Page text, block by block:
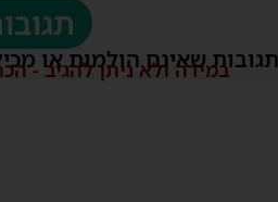
שאינם הולמות או
במידה ולא ניתן להגיב -